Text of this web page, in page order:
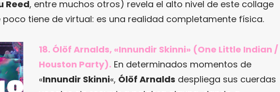
Reed, entre muchos otros) revela el alto nivel de este collage
poco tiene de virtual: es una realidad completamente física.
18. Ólöf Arnalds, «Innundir Skinni» (One Little Indian /
Houston Party). En determinados momentos de
«Innundir Skinni«, Ólöf Arnalds despliega sus cuerdas